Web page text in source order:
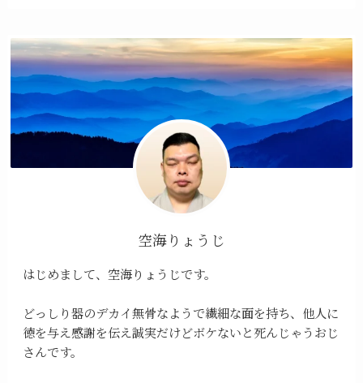
空海りょうじ
はじめまして、空海りょうじです。
どっしり器のデカイ無骨なようで繊細な面を持ち、他人に
徳を与え感謝を伝え誠実だけどボケないと死んじゃうおじ
さんです。